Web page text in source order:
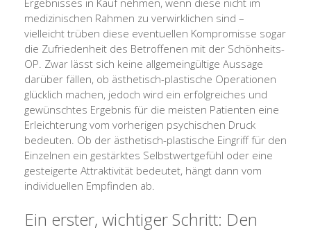
Ergebnisses in Kauf nehmen, wenn diese nicht im
medizinischen Rahmen zu verwirklichen sind –
vielleicht trüben diese eventuellen Kompromisse sogar
die Zufriedenheit des Betroffenen mit der Schönheits-
OP. Zwar lässt sich keine allgemeingültige Aussage
darüber fällen, ob ästhetisch-plastische Operationen
glücklich machen, jedoch wird ein erfolgreiches und
gewünschtes Ergebnis für die meisten Patienten eine
Erleichterung vom vorherigen psychischen Druck
bedeuten. Ob der ästhetisch-plastische Eingriff für den
Einzelnen ein gestärktes Selbstwertgefühl oder eine
gesteigerte Attraktivität bedeutet, hängt dann vom
individuellen Empfinden ab.
Ein erster, wichtiger Schritt: Den